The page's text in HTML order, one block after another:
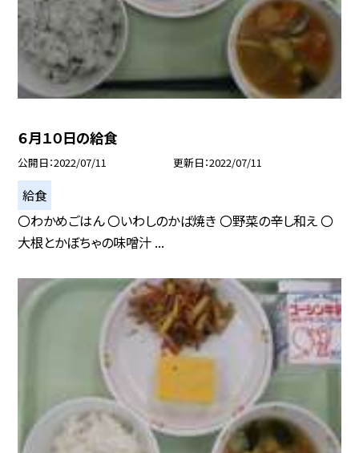
６月１０日の給食
公開日 2022/07/11 更新日 2022/07/11
給食
〇わかめごはん 〇いわしのかば焼き 〇野菜の辛し和え 〇
大根とかぼちゃの味噌汁 ...